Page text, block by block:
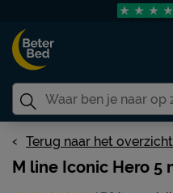
Terug naar het overzicht
M line Iconic Hero 5